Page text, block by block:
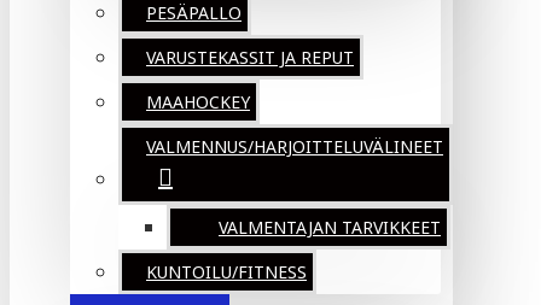
PESÄPALLO
VARUSTEKASSIT JA REPUT
MAAHOCKEY
VALMENNUS/HARJOITTELUVÄLINEET
VALMENTAJAN TARVIKKEET
KUNTOILU/FITNESS